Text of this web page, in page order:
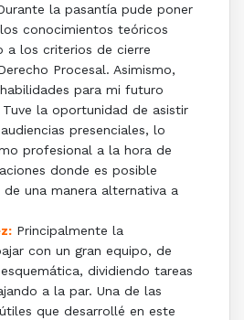
la pasantía pude poner
conocimientos teóricos
a los criterios de cierre
Procesal. Asimismo,
para mi futuro
la oportunidad de asistir
presenciales, lo
profesional a la hora de
donde es posible
una manera alternativa a
Principalmente la
con un gran equipo, de
dividiendo tareas
a la par. Una de las
que desarrollé en este